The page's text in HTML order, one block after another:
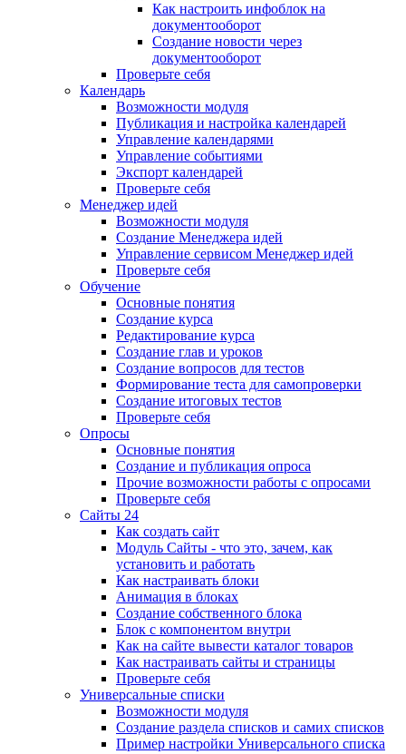
Как настроить инфоблок на
документооборот
Создание новости через
документооборот
Проверьте себя
Календарь
Возможности модуля
Публикация и настройка календарей
Управление календарями
Управление событиями
Экспорт календарей
Проверьте себя
Менеджер идей
Возможности модуля
Создание Менеджера идей
Управление сервисом Менеджер идей
Проверьте себя
Обучение
Основные понятия
Создание курса
Редактирование курса
Создание глав и уроков
Создание вопросов для тестов
Формирование теста для самопроверки
Создание итоговых тестов
Проверьте себя
Опросы
Основные понятия
Создание и публикация опроса
Прочие возможности работы с опросами
Проверьте себя
Сайты 24
Как создать сайт
Модуль Сайты - что это, зачем, как
установить и работать
Как настраивать блоки
Анимация в блоках
Создание собственного блока
Блок с компонентом внутри
Как на сайте вывести каталог товаров
Как настраивать сайты и страницы
Проверьте себя
Универсальные списки
Возможности модуля
Создание раздела списков и самих списков
Пример настройки Универсального списка